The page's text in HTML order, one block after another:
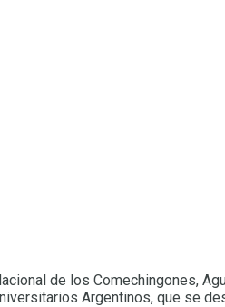
de los Comechingones,
Argentinos, que se